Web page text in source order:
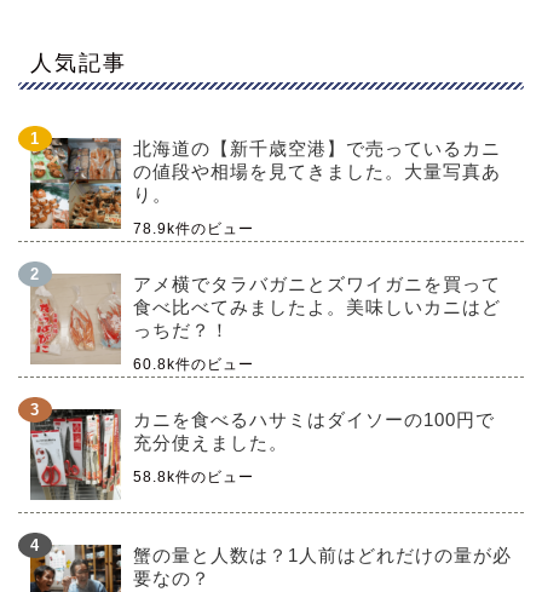
人気記事
北海道の【新千歳空港】で売っているカニ
の値段や相場を見てきました。大量写真あ
り。
78.9k件のビュー
アメ横でタラバガニとズワイガニを買って
食べ比べてみましたよ。美味しいカニはど
っちだ？！
60.8k件のビュー
カニを食べるハサミはダイソーの100円で
充分使えました。
58.8k件のビュー
蟹の量と人数は？1人前はどれだけの量が必
要なの？